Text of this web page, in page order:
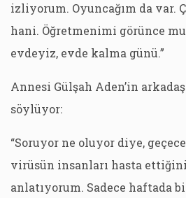
izliyorum. Oyuncağım da var.
hani. Öğretmenimi görünce
evdeyiz, evde kalma günü.”
Annesi Gülşah Aden’in
söylüyor:
“Soruyor ne oluyor diye,
virüsün insanları hasta ettiğini
anlatıyorum. Sadece haftada